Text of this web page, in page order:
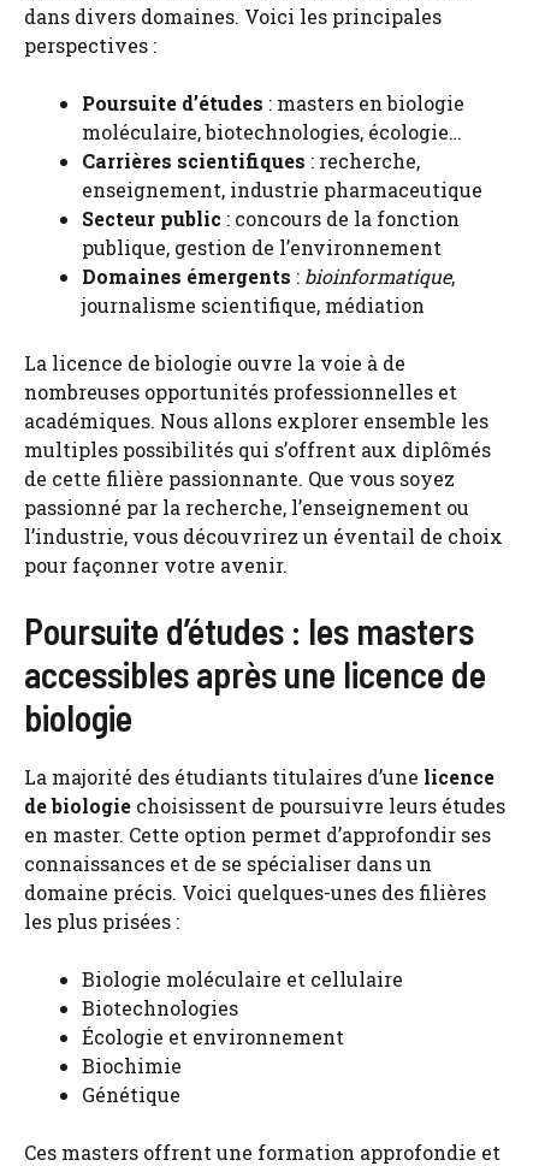
dans divers domaines. Voici les principales
perspectives :
Poursuite d’études : masters en biologie
moléculaire, biotechnologies, écologie…
Carrières scientifiques : recherche,
enseignement, industrie pharmaceutique
Secteur public : concours de la fonction
publique, gestion de l’environnement
Domaines émergents : bioinformatique,
journalisme scientifique, médiation
La licence de biologie ouvre la voie à de
nombreuses opportunités professionnelles et
académiques. Nous allons explorer ensemble les
multiples possibilités qui s’offrent aux diplômés
de cette filière passionnante. Que vous soyez
passionné par la recherche, l’enseignement ou
l’industrie, vous découvrirez un éventail de choix
pour façonner votre avenir.
Poursuite d’études : les masters
accessibles après une licence de
biologie
La majorité des étudiants titulaires d’une licence
de biologie choisissent de poursuivre leurs études
en master. Cette option permet d’approfondir ses
connaissances et de se spécialiser dans un
domaine précis. Voici quelques-unes des filières
les plus prisées :
Biologie moléculaire et cellulaire
Biotechnologies
Écologie et environnement
Biochimie
Génétique
Ces masters offrent une formation approfondie et